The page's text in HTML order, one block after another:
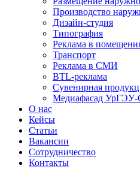
Производство
Дизайн-студия
Типография
Реклама в
Транспорт
Реклама в СМИ
BTL-реклама
Сувенирная
Медиафасад
О нас
Кейсы
Статьи
Вакансии
Сотрудничество
Контакты